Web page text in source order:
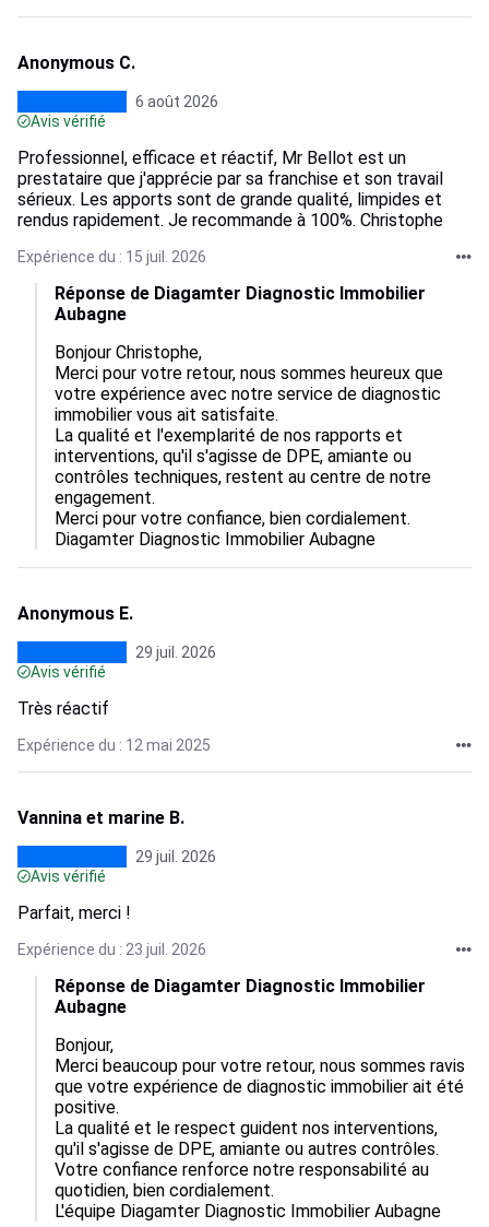
Anonymous C.
6 août 2026
Avis vérifié
Professionnel, efficace et réactif, Mr Bellot est un
prestataire que j'apprécie par sa franchise et son travail
sérieux. Les apports sont de grande qualité, limpides et
rendus rapidement. Je recommande à 100%. Christophe
Expérience du : 15 juil. 2026
Réponse de Diagamter Diagnostic Immobilier
Aubagne
Bonjour Christophe,
Merci pour votre retour, nous sommes heureux que
votre expérience avec notre service de diagnostic
immobilier vous ait satisfaite.
La qualité et l'exemplarité de nos rapports et
interventions, qu'il s'agisse de DPE, amiante ou
contrôles techniques, restent au centre de notre
engagement.
Merci pour votre confiance, bien cordialement.
Diagamter Diagnostic Immobilier Aubagne
Anonymous E.
29 juil. 2026
Avis vérifié
Très réactif
Expérience du : 12 mai 2025
Vannina et marine B.
29 juil. 2026
Avis vérifié
Parfait, merci !
Expérience du : 23 juil. 2026
Réponse de Diagamter Diagnostic Immobilier
Aubagne
Bonjour,
Merci beaucoup pour votre retour, nous sommes ravis
que votre expérience de diagnostic immobilier ait été
positive.
La qualité et le respect guident nos interventions,
qu'il s'agisse de DPE, amiante ou autres contrôles.
Votre confiance renforce notre responsabilité au
quotidien, bien cordialement.
L'équipe Diagamter Diagnostic Immobilier Aubagne